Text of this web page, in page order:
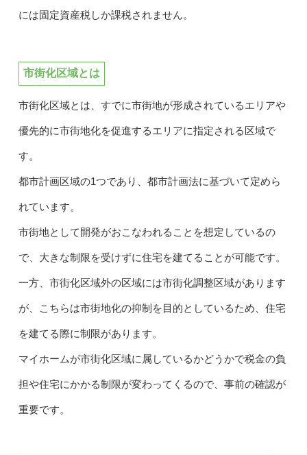
には固定資産税しか課税されません。
市街化区域とは
市街化区域とは、すでに市街地が形成されているエリアや
優先的に市街地化を促進するエリアに指定される区域で
す。
都市計画区域の1つであり、都市計画法に基づいて定めら
れています。
市街地として開発がおこなわれることを想定しているの
で、大きな制限を受けずに住宅を建てることが可能です。
一方、市街化区域外の区域には市街化調整区域があります
が、こちらは市街地化の抑制を目的としているため、住宅
を建てる際に制限があります。
マイホームが市街化区域に属しているかどうかで税金の負
担や住宅にかかる制限が変わってくるので、事前の確認が
重要です。